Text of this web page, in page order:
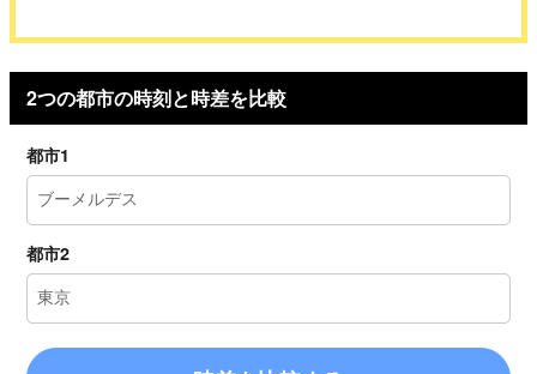
2つの都市の時刻と時差を比較
都市1
都市2